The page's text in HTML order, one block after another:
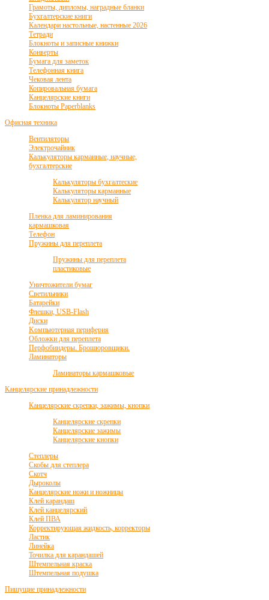
Грамоты, дипломы, наградные бланки
Бухгалтерские книги
Календари настольные, настенные 2026
Тетради
Блокноты и записные книжки
Конверты
Бумага для заметок
Телефонная книга
Чековая лента
Копировальная бумага
Канцелярские книги
Блокноты Paperblanks
Офисная техника
Вентиляторы
Электрочайник
Калькуляторы карманные, научные,
бухгалтерские
Калькуляторы бухгалтеские
Калькуляторы карманные
Калькулятор научный
Пленка для ламинирования
кармашковая
Телефон
Пружины для переплета
Пружины для переплета
пластиковые
Уничтожители бумаг
Светильники
Батарейки
Флешки, USB-Flash
Диски
Kомпьютерная периферия
Обложки для переплета
Перфобиндеры. Брошюровщики.
Ламинаторы
Ламинаторы кармашковые
Канцелярские принадлежности
Канцелярские скрепки, зажимы, кнопки
Канцелярские скрепки
Канцелярские зажимы
Канцелярские кнопки
Степлеры
Скобы для степлера
Скотч
Дыроколы
Канцелярские ножи и ножницы
Клей карандаш
Клей канцелярский
Клей ПВА
Корректирующая жидкость, корректоры
Ластик
Линейка
Точилка для карандашей
Штемпельная краска
Штемпельная подушка
Пишущие принадлежности